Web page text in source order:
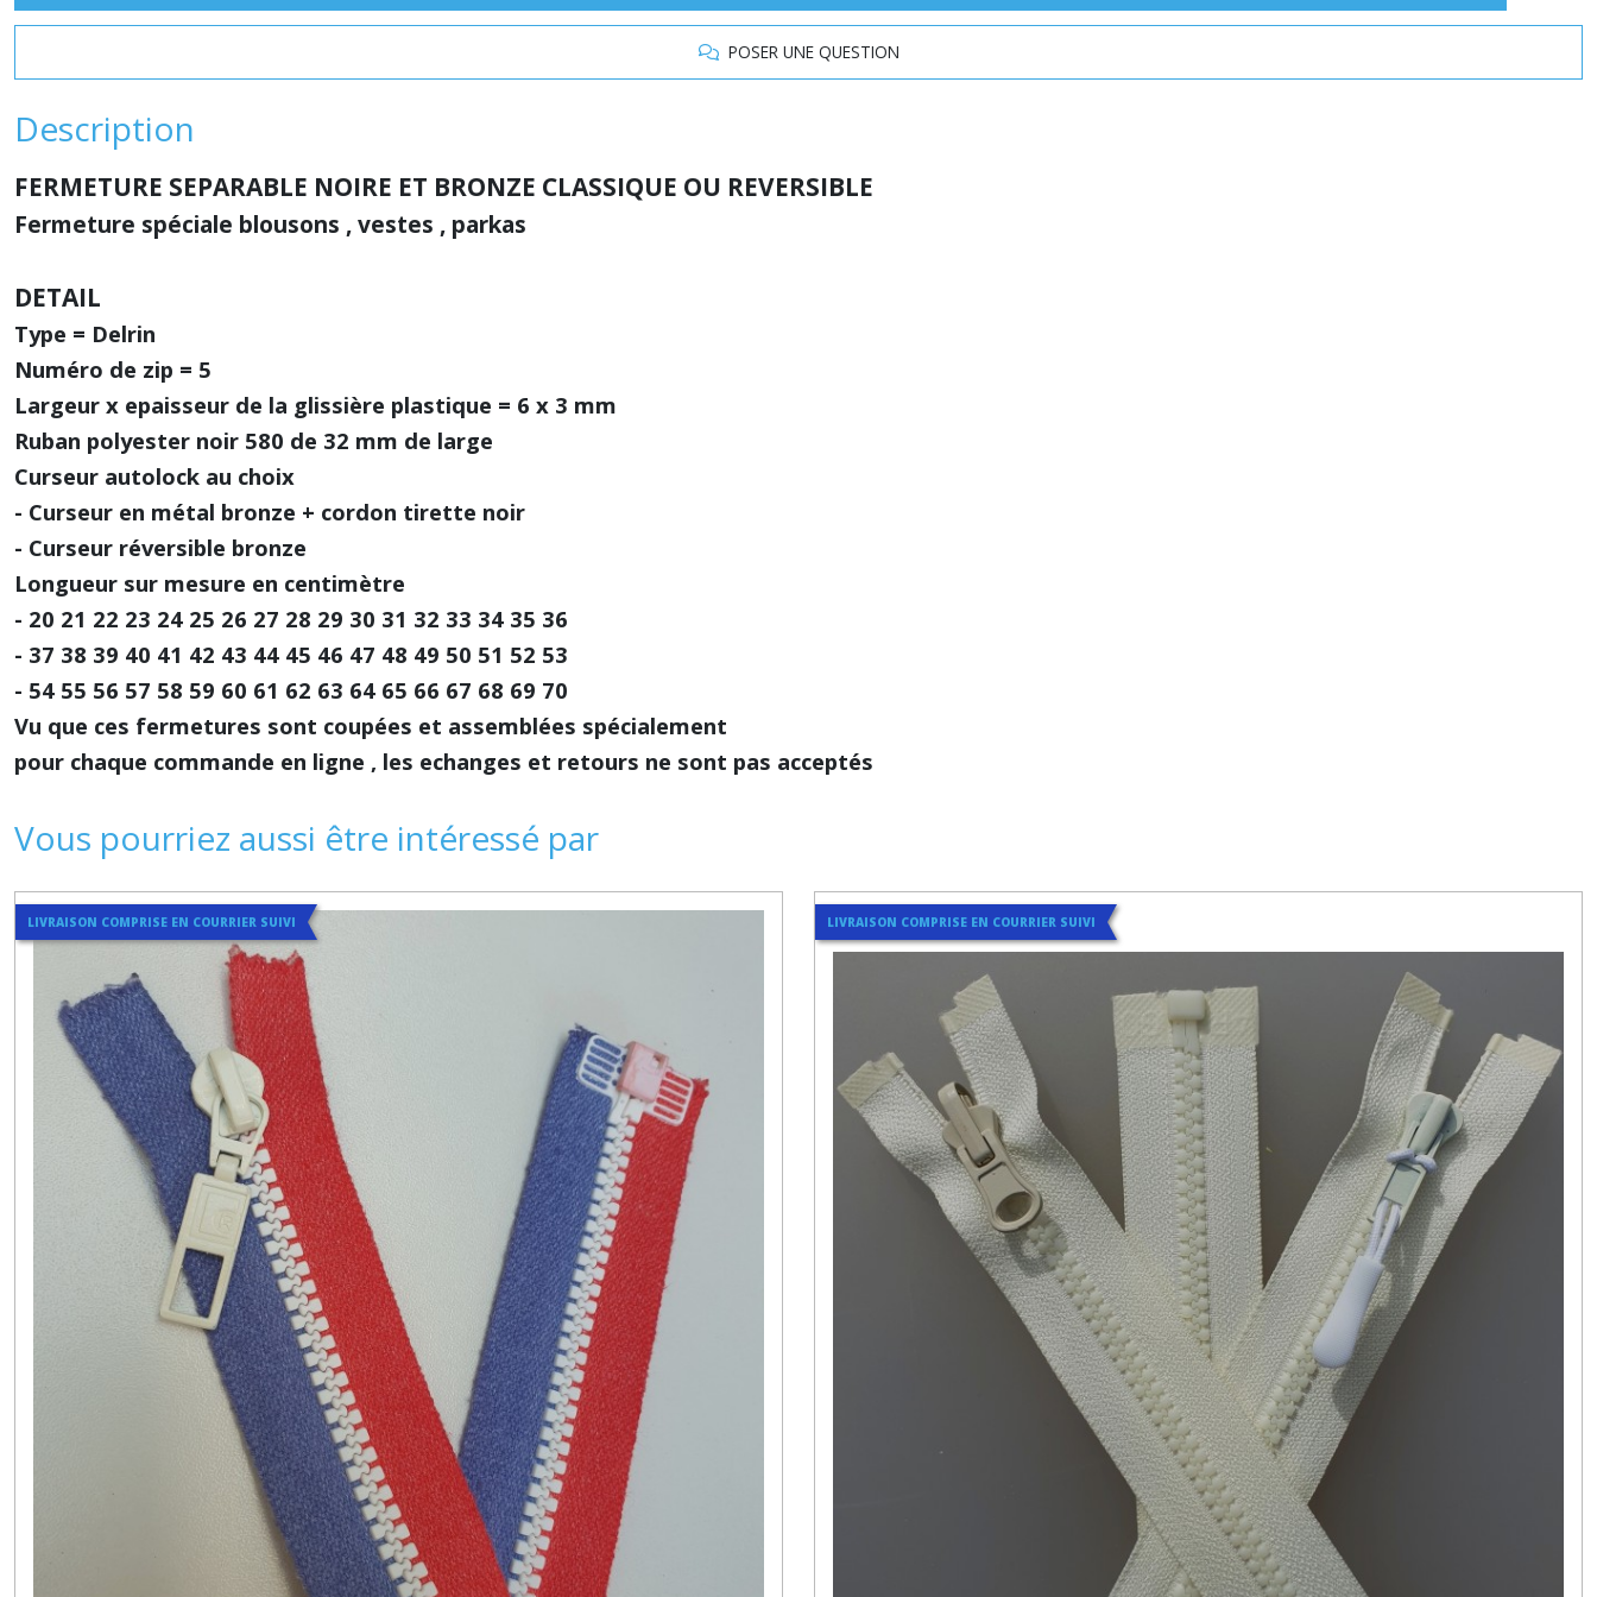
POSER UNE QUESTION
Description
FERMETURE SEPARABLE NOIRE ET BRONZE CLASSIQUE OU REVERSIBLE
Fermeture spéciale blousons , vestes , parkas
DETAIL
Type = Delrin
Numéro de zip = 5
Largeur x epaisseur de la glissière plastique = 6 x 3 mm
Ruban polyester noir 580 de 32 mm de large
Curseur autolock au choix
- Curseur en métal bronze + cordon tirette noir
- Curseur réversible bronze
Longueur sur mesure en centimètre
- 20 21 22 23 24 25 26 27 28 29 30 31 32 33 34 35 36
- 37 38 39 40 41 42 43 44 45 46 47 48 49 50 51 52 53
- 54 55 56 57 58 59 60 61 62 63 64 65 66 67 68 69 70
Vu que ces fermetures sont coupées et assemblées spécialement
pour chaque commande en ligne , les echanges et retours ne sont pas acceptés
Vous pourriez aussi être intéressé par
LIVRAISON COMPRISE EN COURRIER SUIVI LIVRAISON COMPRISE EN COURRIER SUIVI